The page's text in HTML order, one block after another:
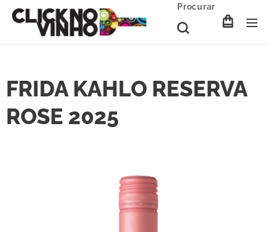
Procurar
FRIDA KAHLO RESERVA
ROSE 2025